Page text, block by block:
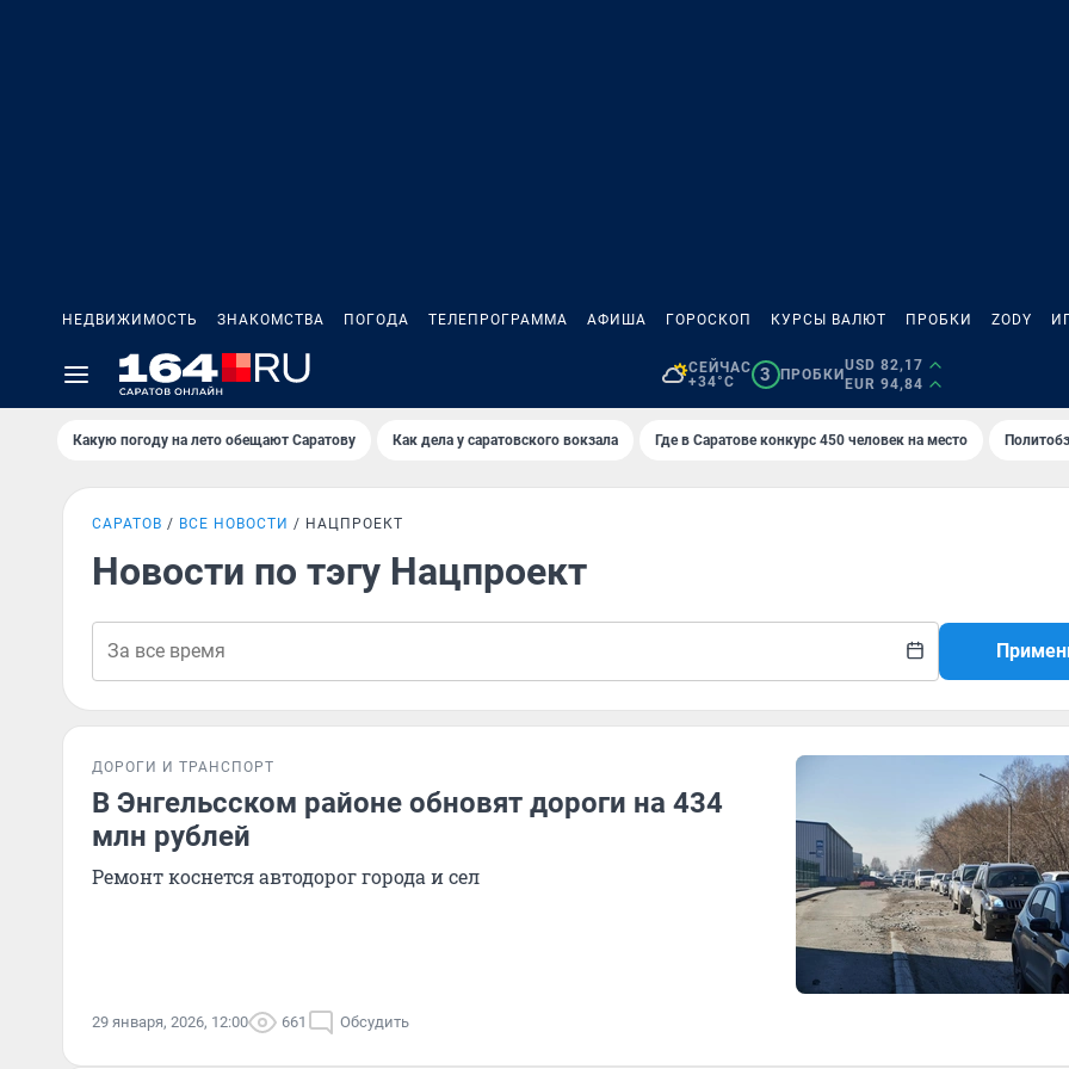
НЕДВИЖИМОСТЬ ЗНАКОМСТВА ПОГОДА ТЕЛЕПРОГРАММА АФИША ГОРОСКОП КУРСЫ ВАЛЮТ ПРОБКИ ZODY
СЕЙЧАС
+34°C
3 ПРОБКИ
USD 82,17
EUR 94,84
Какую погоду на лето обещают Саратову Как дела у саратовского вокзала Где в Саратове конкурс 450 человек на место
САРАТОВ ВСЕ НОВОСТИ НАЦПРОЕКТ
Новости по тэгу Нацпроект
ДОРОГИ И ТРАНСПОРТ
В Энгельсском районе обновят дороги на 434
млн рублей
Ремонт коснется автодорог города и сел
29 января, 2026, 12:00 661 Обсудить